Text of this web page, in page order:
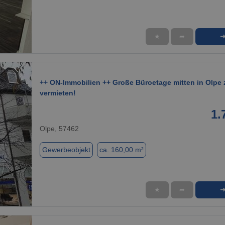
1 / 7
★ ➦ ➜
1 / 13
++ ON-Immobilien ++ Große Büroetage mitten in Olpe
vermieten!
Olpe, 57462
Gewerbeobjekt ca. 160,00 m²
★ ➦ ➜